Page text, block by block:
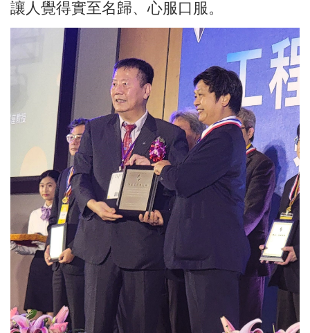
讓人覺得實至名歸、心服口服。